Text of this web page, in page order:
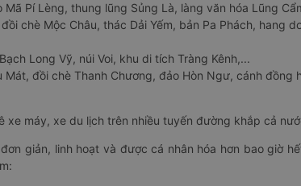
Pí Lèng, thung lũng Sủng Là, làng văn hóa Lũng
chè Mộc Châu, thác Dải Yếm, bản Pa Phách, hang
Long Vỹ, núi Voi, khu di tích Tràng Kênh,...
Mát, đồi chè Thanh Chương, đảo Hòn Ngư, cánh đồng
máy, xe du lịch trên nhiều tuyến đường khắp cả
giản, linh hoạt và được cá nhân hóa hơn bao giờ